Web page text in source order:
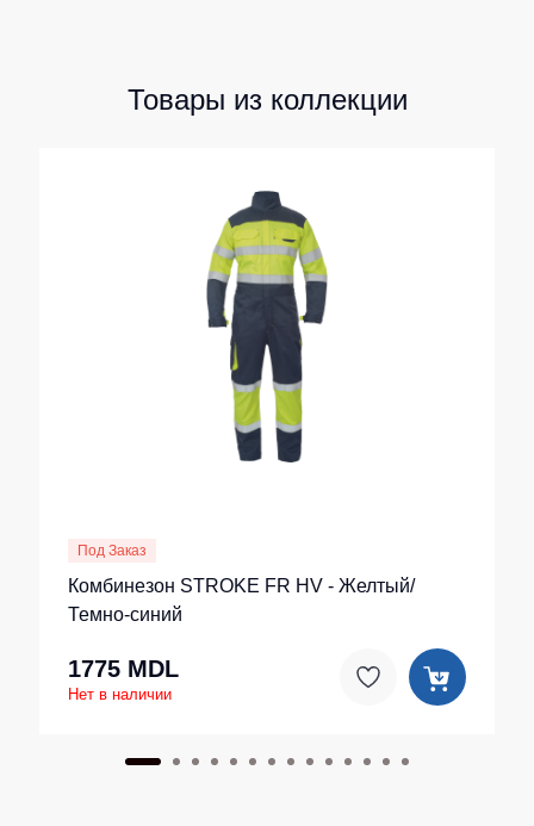
Товары из коллекции
Под Заказ
Комбинезон STROKE FR HV - Желтый/
Темно-синий
1775 MDL
Нет в наличии